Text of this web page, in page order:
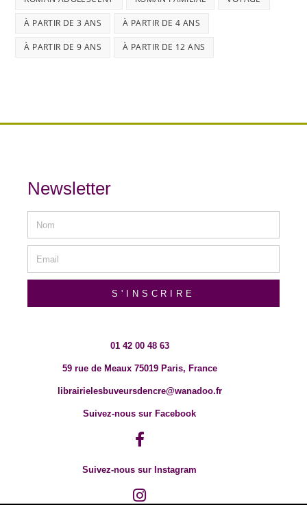
À PARTIR DE 3 ANS À PARTIR DE 4 ANS
À PARTIR DE 9 ANS À PARTIR DE 12 ANS
Newsletter
S'INSCRIRE
01 42 00 48 63
59 rue de Meaux 75019 Paris, France
librairielesbuveursdencre@wanadoo.fr
Suivez-nous sur Facebook
Suivez-nous sur Instagram